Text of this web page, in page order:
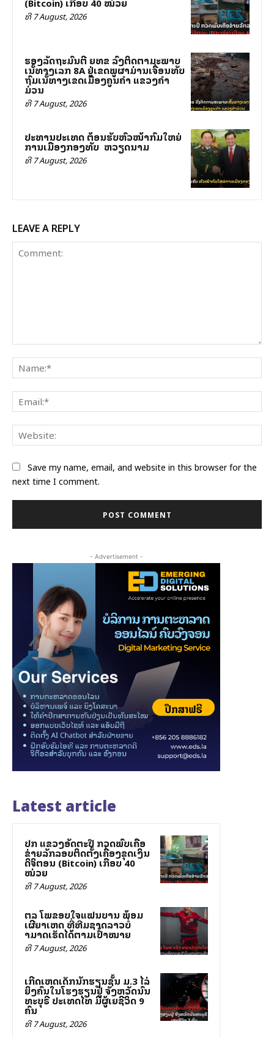
ທີ 7 August, 2026
ຮອງລັດຖະມົນຕີ ຍທຂ ລົງຕິດຕາມສະພາບ
ເສັ້ນທາງເລກ 8A ຢູ່ເຂດພູຜາມ່ານເຈື່ອນທັບ
ຖົມເສັ້ນທາງເຂດເມືອງຄູນຄໍາ ແຂວງຄໍາ
ມ່ວນ
ທີ 7 August, 2026
ປະທານປະເທດ ຕ້ອນຮັບຫົວໜ້າກົມໃຫຍ່
ການເມືອງກອງທັບ ສສ ຫວຽດນາມ
ທີ 7 August, 2026
LEAVE A REPLY
Save my name, email, and website in this browser for the
next time I comment.
- Advertisement -
Latest article
ປກສ ແຂວງອັດຕະປື ກວດພົບເຄືອ
ຂ່າຍລັກລອບຕິດຕັ້ງເຄື່ອງຂຸດເງິນ
ດິຈິຕອນ (Bitcoin) ເກືອບ 40
ໝ່ວຍ
ທີ 7 August, 2026
ສຕລ ໂພສຂອບໃຈແຟນບານ ພ້ອມ
ເຜີຍສາເຫດ ທີ່ທີມຊາດລາວບໍ່
ສາມາດເຮັດໄດ້ຕາມເປົ້າໝາຍ
ທີ 7 August, 2026
ເກີດເຫດເດັກນັກຮຽນຊັ້ນ ມ.3 ໄລ່
ຍິງຄົນໃນໂຮງຮຽນຢູ່ ຈັງຫວັດນົນ
ທະບຸຣີ ປະເທດໄທ ມີຜູ້ເສຍຊີວິດ 9
ຄົນ
ທີ 7 August, 2026